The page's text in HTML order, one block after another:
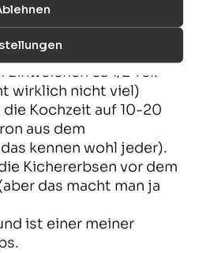
Einweichen ca 1/2 Tel.
wirklich nicht viel)
Kochzeit auf 10-20
aus dem
kennen wohl jeder).
Kichererbsen vor dem
das macht man ja
ist einer meiner